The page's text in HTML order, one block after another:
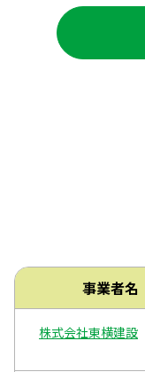
事業者名
株式会社東横建設